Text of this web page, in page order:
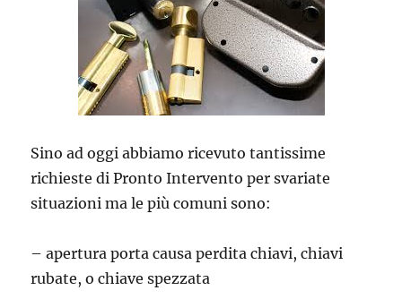
Sino ad oggi abbiamo ricevuto tantissime
richieste di Pronto Intervento per svariate
situazioni ma le più comuni sono:
– apertura porta causa perdita chiavi, chiavi
rubate, o chiave spezzata